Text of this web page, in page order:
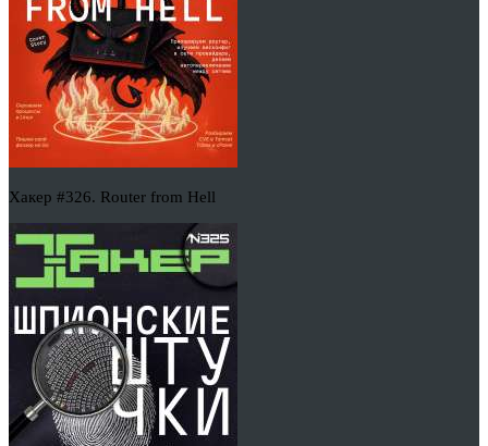
Хакер #326. Router from Hell